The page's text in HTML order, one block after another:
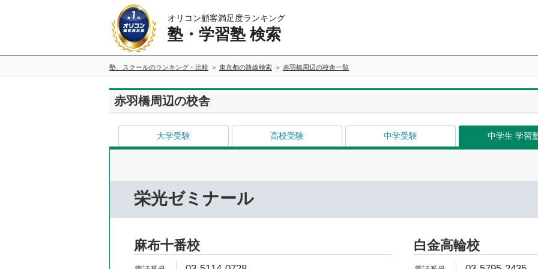
オリコン顧客満足度ランキング
塾・学習塾 検索
塾、スクールのランキング・比較 東京都の路線検索 赤羽橋周辺の校舎一覧
赤羽橋周辺の校舎
大学受験 高校受験 中学受験 中学生 学習
栄光ゼミナール
麻布十番校 白金高輪校